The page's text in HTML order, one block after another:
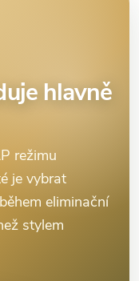
hlavně
režimu
je vybrat
eliminační
stylem